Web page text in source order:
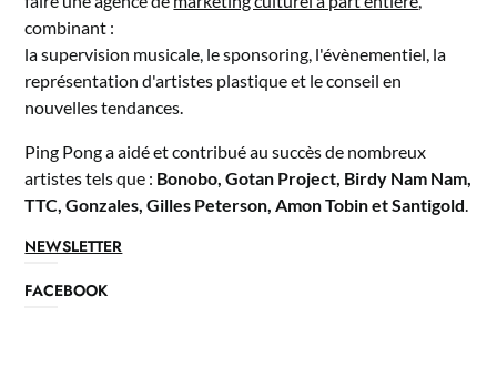
combinant :
la supervision musicale, le sponsoring, l'évènementiel, la
représentation d'artistes plastique et le conseil en
nouvelles tendances.
Ping Pong a aidé et contribué au succès de nombreux
artistes tels que : Bonobo, Gotan Project, Birdy Nam Nam,
TTC, Gonzales, Gilles Peterson, Amon Tobin et Santigold.
NEWSLETTER
FACEBOOK